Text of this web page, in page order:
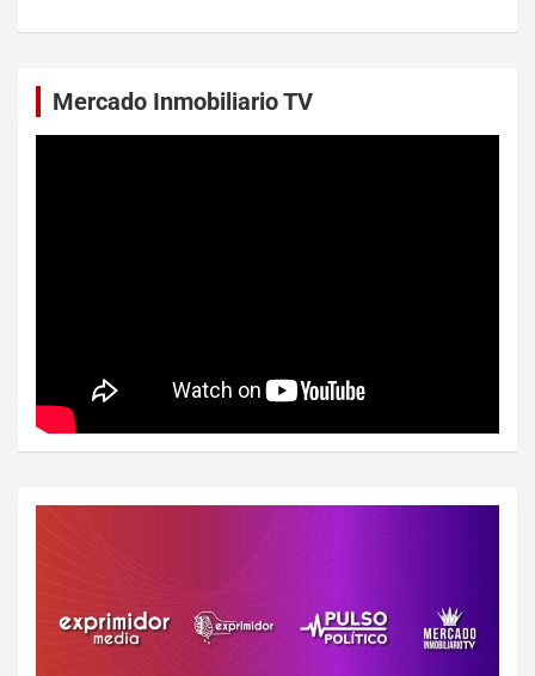
Mercado Inmobiliario TV